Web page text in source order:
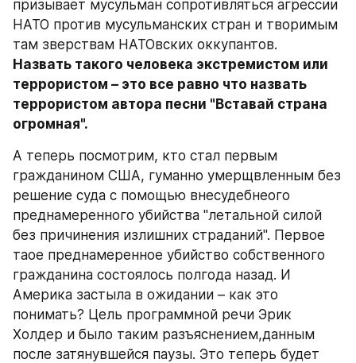
призывает мусульман сопротивляться агрессии
НАТО против мусульманских стран и творимым
там зверствам НАТОвских оккупантов.
Назвать такого человека экстремистом или
террористом – это все равно что назвать
террористом автора песни "Вставай страна
огромная".
А теперь посмотрим, кто стал первым
гражданином США, гуманно умерщвленным без
решение суда с помощью внесудебнеого
преднамеренного убийства "летальной силой
без причинения излишних страданий". Первое
таое преднамеренное убийство собственного
гражданина состоялось полгода назад. И
Америка застыла в ожидании – как это
понимать? Цель программной речи Эрик
Холдер и было таким разъяснением,данным
после затянувшейся паузы. Это теперь будет